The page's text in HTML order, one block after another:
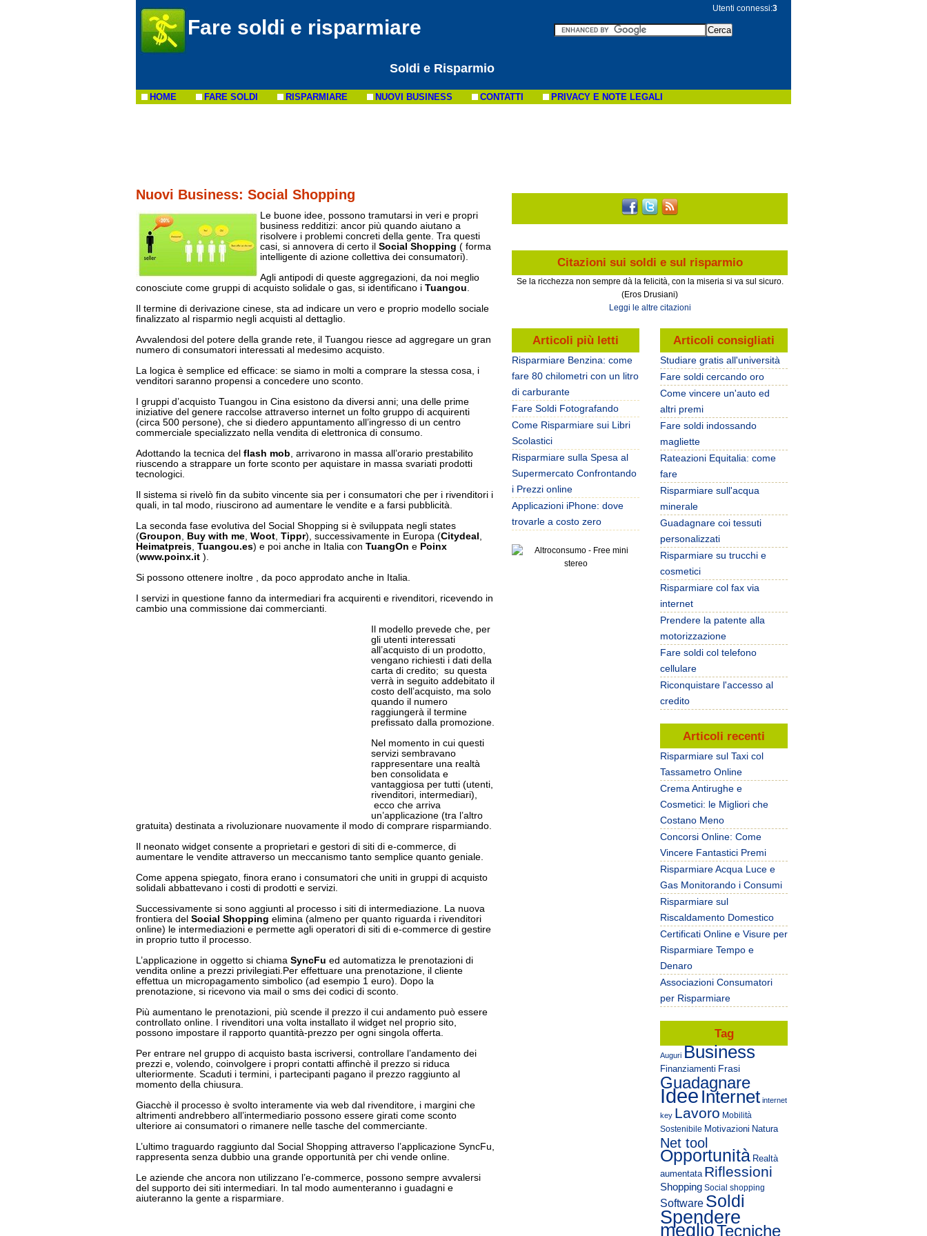
Fare soldi e risparmiare
Soldi e Risparmio
Utenti connessi:3
HOME FARE SOLDI RISPARMIARE NUOVI BUSINESS CONTATTI PRIVACY E NOTE LEGALI
Nuovi Business: Social Shopping
Le buone idee, possono tramutarsi in veri e propri
business redditizi: ancor più quando aiutano a
risolvere i problemi concreti della gente. Tra questi
casi, si annovera di certo il Social Shopping ( forma
intelligente di azione collettiva dei consumatori).
Agli antipodi di queste aggregazioni, da noi meglio
conosciute come gruppi di acquisto solidale o gas, si identificano i Tuangou
Il termine di derivazione cinese, sta ad indicare un vero e proprio modello sociale
finalizzato al risparmio negli acquisti al dettaglio.
Avvalendosi del potere della grande rete, il Tuangou riesce ad aggregare un gran
numero di consumatori interessati al medesimo acquisto.
La logica è semplice ed efficace: se siamo in molti a comprare la stessa cosa, i
venditori saranno propensi a concedere uno sconto.
I gruppi d’acquisto Tuangou in Cina esistono da diversi anni; una delle prime
iniziative del genere raccolse attraverso internet un folto gruppo di acquirenti
(circa 500 persone), che si diedero appuntamento all’ingresso di un centro
commerciale specializzato nella vendita di elettronica di consumo.
Adottando la tecnica del flash mob , arrivarono in massa all’orario prestabilito
riuscendo a strappare un forte sconto per aquistare in massa svariati prodotti
tecnologici.
Il sistema si rivelò fin da subito vincente sia per i consumatori che per i rivenditori i
quali, in tal modo, riuscirono ad aumentare le vendite e a farsi pubblicità.
La seconda fase evolutiva del Social Shopping si è sviluppata negli states
(Groupon Buy with me Woot Tippr), successivamente in Europa (Citydeal
Heimatpreis Tuangou.es) e poi anche in Italia con TuangOn e Poinx
(www.poinx.it ).
Si possono ottenere inoltre
, da poco approdato anche in Italia.
I servizi in questione fanno da intermediari fra acquirenti e rivenditori, ricevendo in
cambio una commissione dai commercianti.
Il modello prevede che, per
gli utenti interessati
all’acquisto di un prodotto,
vengano richiesti i dati della
carta di credito; su questa
verrà in seguito addebitato il
costo dell’acquisto, ma solo
quando il numero
raggiungerà il termine
prefissato dalla promozione.
Nel momento in cui questi
servizi sembravano
rappresentare una realtà
ben consolidata e
vantaggiosa per tutti (utenti,
rivenditori, intermediari),
ecco che arriva
un’applicazione (tra l’altro
gratuita) destinata a rivoluzionare nuovamente il modo di comprare risparmiando.
Il neonato widget consente a proprietari e gestori di siti di e-commerce, di
aumentare le vendite attraverso un meccanismo tanto semplice quanto geniale.
Come appena spiegato, finora erano i consumatori che uniti in gruppi di acquisto
solidali abbattevano i costi di prodotti e servizi.
Successivamente si sono aggiunti al processo i siti di intermediazione. La nuova
frontiera del Social Shopping elimina (almeno per quanto riguarda i rivenditori
online) le intermediazioni e permette agli operatori di siti di e-commerce di gestire
in proprio tutto il processo.
L’applicazione in oggetto si chiama SyncFu ed automatizza le prenotazioni di
vendita online a prezzi privilegiati.Per effettuare una prenotazione, il cliente
effettua un micropagamento simbolico (ad esempio 1 euro). Dopo la
prenotazione, si ricevono via mail o sms dei codici di sconto.
Più aumentano le prenotazioni, più scende il prezzo il cui andamento può essere
controllato online. I rivenditori una volta installato il widget nel proprio sito,
possono impostare il rapporto quantità-prezzo per ogni singola offerta.
Per entrare nel gruppo di acquisto basta iscriversi, controllare l’andamento dei
prezzi e, volendo, coinvolgere i propri contatti affinchè il prezzo si riduca
ulteriormente. Scaduti i termini, i partecipanti pagano il prezzo raggiunto al
momento della chiusura.
Giacchè il processo è svolto interamente via web dal rivenditore, i margini che
altrimenti andrebbero all’intermediario possono essere girati come sconto
ulteriore ai consumatori o rimanere nelle tasche del commerciante.
L’ultimo traguardo raggiunto dal Social Shopping attraverso l’applicazione SyncFu,
rappresenta senza dubbio una grande opportunità per chi vende online.
Le aziende che ancora non utilizzano l’e-commerce, possono sempre avvalersi
del supporto dei siti intermediari. In tal modo aumenteranno i guadagni e
aiuteranno la gente a risparmiare.
Citazioni sui soldi e sul risparmio
Se la ricchezza non sempre dà la felicità, con la miseria si va sul sicuro.
(Eros Drusiani)
Leggi le altre citazioni
Articoli consigliati
Studiare gratis all'università
Fare soldi cercando oro
Come vincere un'auto ed
altri premi
Fare soldi indossando
magliette
Rateazioni Equitalia: come
fare
Risparmiare sull'acqua
minerale
Guadagnare coi tessuti
personalizzati
Risparmiare su trucchi e
cosmetici
Risparmiare col fax via
internet
Prendere la patente alla
motorizzazione
Fare soldi col telefono
cellulare
Riconquistare l'accesso al
credito
Articoli recenti
Risparmiare sul Taxi col
Tassametro Online
Crema Antirughe e
Cosmetici: le Migliori che
Costano Meno
Concorsi Online: Come
Vincere Fantastici Premi
Risparmiare Acqua Luce e
Gas Monitorando i Consumi
Risparmiare sul
Riscaldamento Domestico
Certificati Online e Visure per
Risparmiare Tempo e
Denaro
Associazioni Consumatori
per Risparmiare
Tag
Auguri Business
Finanziamenti Frasi
Guadagnare
IdeeInternet internet
key Lavoro Mobilità
Sostenibile Motivazioni Natura
Net tool
Opportunità Realtà
aumentata Riflessioni
Shopping Social shopping
Software Soldi
Spendere
meglioTecniche
Articoli più letti
Risparmiare Benzina: come
fare 80 chilometri con un litro
di carburante
Fare Soldi Fotografando
Come Risparmiare sui Libri
Scolastici
Risparmiare sulla Spesa al
Supermercato Confrontando
i Prezzi online
Applicazioni iPhone: dove
trovarle a costo zero